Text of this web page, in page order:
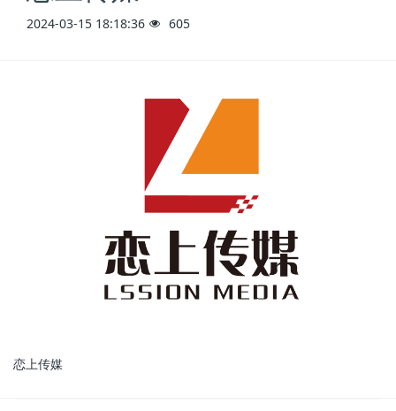
2024-03-15 18:18:36 605
恋上传媒